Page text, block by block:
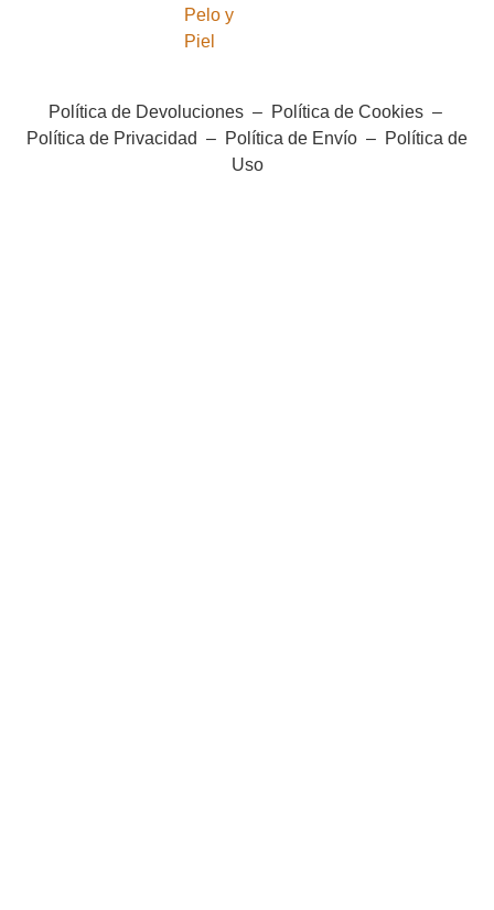
Pelo y
Piel
Política de Devoluciones– Política de Cookies–
Política de Privacidad – Política de Envío – Política de
Uso